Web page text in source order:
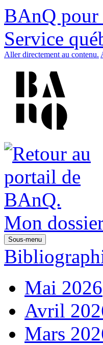
BAnQ pour
Service
Aller directement au contenu.
Mon
Sous-menu
Mai 2026
Avril
Mars